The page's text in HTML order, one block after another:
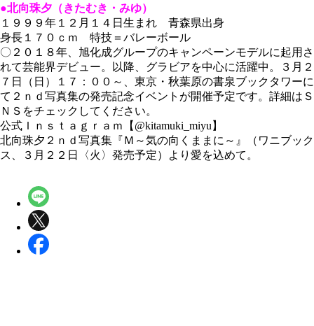
●北向珠夕（きたむき・みゆ）
１９９９年１２月１４日生まれ 青森県出身
身長１７０ｃｍ 特技＝バレーボール
〇２０１８年、旭化成グループのキャンペーンモデルに起用さ
れて芸能界デビュー。以降、グラビアを中心に活躍中。３月２
７日（日）１７：００～、東京・秋葉原の書泉ブックタワーに
て２ｎｄ写真集の発売記念イベントが開催予定です。詳細はＳ
ＮＳをチェックしてください。
公式Ｉｎｓｔａｇｒａｍ【@kitamuki_miyu】
北向珠夕２ｎｄ写真集『Ｍ～気の向くままに～』（ワニブック
ス、３月２２日〈火〉発売予定）より愛を込めて。